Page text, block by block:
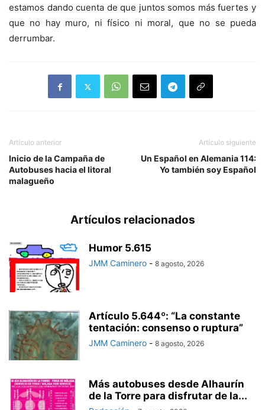
estamos dando cuenta de que juntos somos más fuertes y
que no hay muro, ni físico ni moral, que no se pueda
derrumbar.
Artículo anterior
Inicio de la Campaña de
Autobuses hacia el litoral
malagueño
Artículo siguiente
Un Español en Alemania 114:
Yo también soy Español
Artículos relacionados
Humor 5.615
JMM Caminero - 8 agosto, 2026
Artículo 5.644º: “La constante
tentación: consenso o ruptura”
JMM Caminero - 8 agosto, 2026
Más autobuses desde Alhaurín
de la Torre para disfrutar de la...